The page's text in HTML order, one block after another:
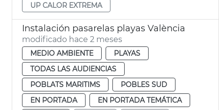
UP CALOR EXTREMA
Instalación pasarelas playas València
modificado hace 2 meses
MEDIO AMBIENTE
PLAYAS
TODAS LAS AUDIENCIAS
POBLATS MARITIMS
POBLES SUD
EN PORTADA
EN PORTADA TEMÁTICA